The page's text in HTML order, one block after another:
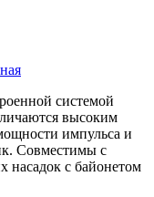
системой
высоким
импульса и
Совместимы с
с байонетом